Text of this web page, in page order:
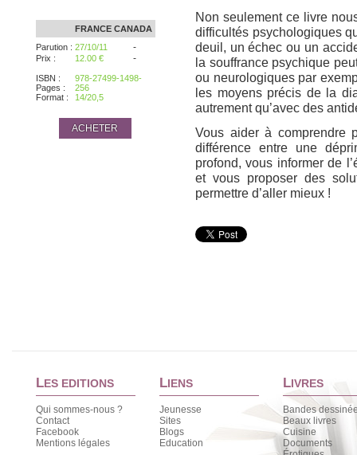
FRANCE CANADA
Parution : 27/10/11 -
Prix : 12.00 € -
ISBN :
978-27499-1498-
Pages :
256
Format :
14/20,5
ACHETER
Non seulement ce livre
difficultés psychologiques
deuil, un échec ou un
la souffrance psychique
ou neurologiques par
les moyens précis de la
autrement qu’avec des
Vous aider à comprendre
différence entre une
profond, vous informer de
et vous proposer des
permettre d’aller mieux !
LES EDITIONS
Qui sommes-nous ?
Contact
Facebook
Mentions légales
LIENS
Jeunesse
Sites
Blogs
Education
LIVRES
Bandes
Beaux livres
Cuisine
Documents